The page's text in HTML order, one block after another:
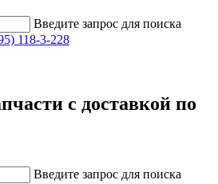
Введите запрос для поиска
118-3-228
с доставкой по
Введите запрос для поиска